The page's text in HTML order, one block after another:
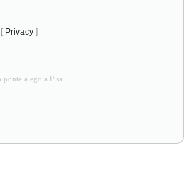
[ Privacy ]
ponte a egola Pisa